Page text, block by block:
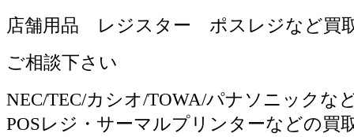
店舗用品 レジスター ポスレジなど買
ご相談下さい
NEC/TEC/カシオ/TOWA/パナソニックな
POSレジ・サーマルプリンターなどの買